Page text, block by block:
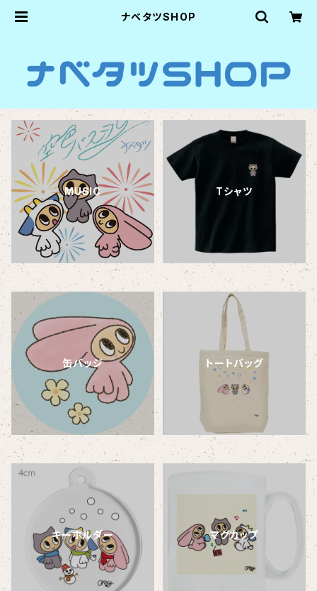
ナベタツSHOP
MUSIC Tシャツ
缶バッジ トートバッグ
キーホルダー マグカップ